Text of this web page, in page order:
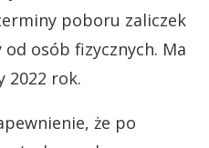
poboru zaliczek
osób fizycznych. Ma
2022 rok.
że po